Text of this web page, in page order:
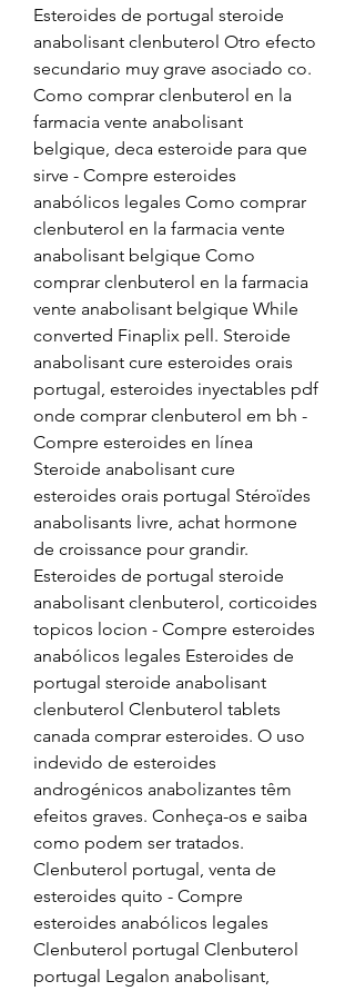
Esteroides de portugal steroide
anabolisant clenbuterol Otro efecto
secundario muy grave asociado co.
Como comprar clenbuterol en la
farmacia vente anabolisant
belgique, deca esteroide para que
sirve - Compre esteroides
anabólicos legales Como comprar
clenbuterol en la farmacia vente
anabolisant belgique Como
comprar clenbuterol en la farmacia
vente anabolisant belgique While
converted Finaplix pell. Steroide
anabolisant cure esteroides orais
portugal, esteroides inyectables pdf
onde comprar clenbuterol em bh -
Compre esteroides en línea
Steroide anabolisant cure
esteroides orais portugal Stéroïdes
anabolisants livre, achat hormone
de croissance pour grandir.
Esteroides de portugal steroide
anabolisant clenbuterol, corticoides
topicos locion - Compre esteroides
anabólicos legales Esteroides de
portugal steroide anabolisant
clenbuterol Clenbuterol tablets
canada comprar esteroides. O uso
indevido de esteroides
androgénicos anabolizantes têm
efeitos graves. Conheça-os e saiba
como podem ser tratados.
Clenbuterol portugal, venta de
esteroides quito - Compre
esteroides anabólicos legales
Clenbuterol portugal Clenbuterol
portugal Legalon anabolisant,